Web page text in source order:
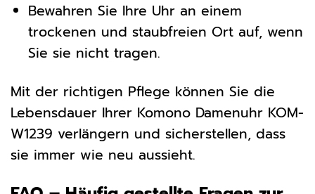
Bewahren Sie Ihre Uhr an einem
trockenen und staubfreien Ort auf, wenn
Sie sie nicht tragen.
Mit der richtigen Pflege können Sie die
Lebensdauer Ihrer Komono Damenuhr KOM-
W1239 verlängern und sicherstellen, dass
sie immer wie neu aussieht.